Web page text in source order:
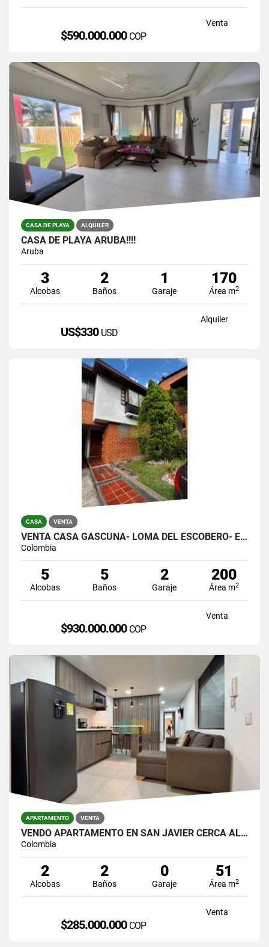
Venta
$590.000.000 COP
CASA DE PLAYA ALQUILER
CASA DE PLAYA ARUBA!!!!
Aruba
3
Alcobas
2
Baños
1
Garaje
170
Área m2
Alquiler
US$330 USD
CASA VENTA
VENTA CASA GASCUÑA- LOMA DEL ESCOBERO- ENVIGADO
Colombia
5
Alcobas
5
Baños
2
Garaje
200
Área m2
Venta
$930.000.000 COP
APARTAMENTO VENTA
VENDO APARTAMENTO EN SAN JAVIER CERCA AL METRO
Colombia
2
Alcobas
2
Baños
0
Garaje
51
Área m2
Venta
$285.000.000 COP